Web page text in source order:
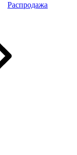
Распродажа